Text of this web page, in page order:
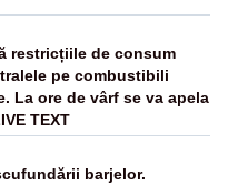
restricțiile de consum
pe combustibili
La ore de vârf se va apela
TEXT
barjelor.